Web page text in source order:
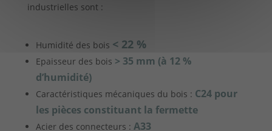
industrielles sont :
Humidité des bois < 22 %
Epaisseur des bois > 35 mm (à 12 %
d’humidité)
Caractéristiques mécaniques du bois : C24 pour
les pièces constituant la fermette
Acier des connecteurs : A33